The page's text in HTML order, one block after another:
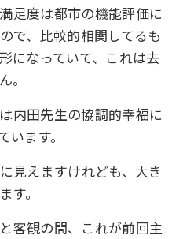
足度は都市の機能評価に
で、比較的相関してるも
になっていて、これは去
。
内田先生の協調的幸福に
ます。
見えますけれども、大き
す。
客観の間、これが前回主